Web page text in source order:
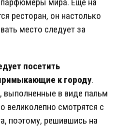
мира. Еще на
ресторан, он настолько
место следует за
посетить
к городу.
выполненные в виде пальм
великолепно смотрятся с
поэтому, решившись на